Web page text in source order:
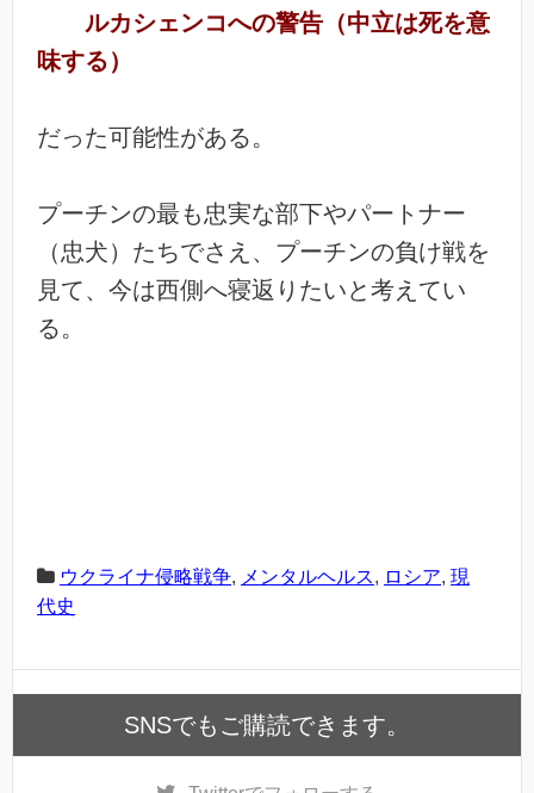
ルカシェンコへの警告（中立は死を意
味する）
だった可能性がある。
プーチンの最も忠実な部下やパートナー
（忠犬）たちでさえ、プーチンの負け戦を
見て、今は西側へ寝返りたいと考えてい
る。
ウクライナ侵略戦争, メンタルヘルス, ロシア, 現
代史
SNSでもご購読できます。